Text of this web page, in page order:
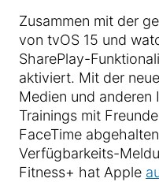
Zusammen mit der
von tvOS 15 und
SharePlay-
aktiviert. Mit der
Medien und
Trainings mit
FaceTime
Verfügbarkeits-
Fitness+ hat Apple